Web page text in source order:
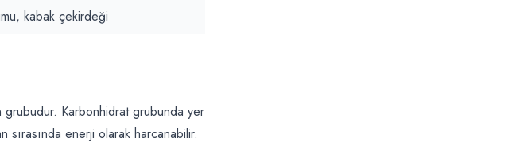
kabak çekirdeği
grubudur. Karbonhidrat grubunda yer
sırasında enerji olarak harcanabilir.